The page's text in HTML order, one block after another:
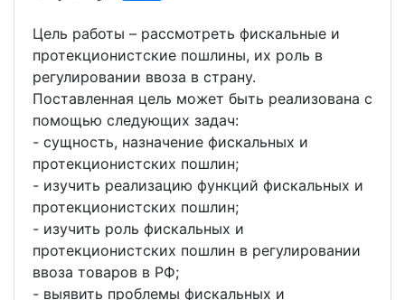
Цель работы – рассмотреть фискальные и
протекционистские пошлины, их роль в
регулировании ввоза в страну.
Поставленная цель может быть реализована с
помощью следующих задач:
- сущность, назначение фискальных и
протекционистских пошлин;
- изучить реализацию функций фискальных и
протекционистских пошлин;
- изучить роль фискальных и
протекционистских пошлин в регулировании
ввоза товаров в РФ;
- выявить проблемы фискальных и